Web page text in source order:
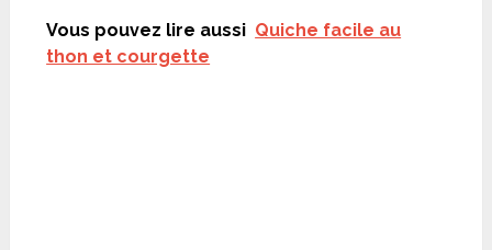
Vous pouvez lire aussi Quiche facile au
thon et courgette